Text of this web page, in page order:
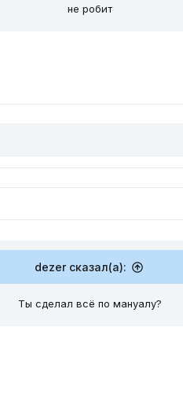
не робит
dezer сказал(а):
Ты сделал всё по мануалу?